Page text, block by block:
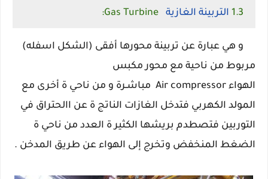
1.3 التربينة الغازية
و هي عبارة عن تربينة محورها أفقى (الشكل اسفله)
مربوط من ناحية مع محور مكبس
الهواء
Air compressor مباشـرة و من ناحي ة أخرى مع
المولد الكهربي فتدخل الغازات الناتج ة عن االحتراق في
التوربين فتصطدم بريشها الكثير ة العدد من ناحي ة
الضغط المنخفض وتخرج إلى الهواء عن طريق المدخن .